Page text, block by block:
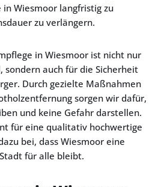
Wiesmoor langfristig zu
zu verlängern.
in Wiesmoor ist nicht nur
sondern auch für die Sicherheit
Durch gezielte Maßnahmen
sorgen wir dafür,
und keine Gefahr darstellen.
für eine qualitativ hochwertige
bei, dass Wiesmoor eine
für alle bleibt.